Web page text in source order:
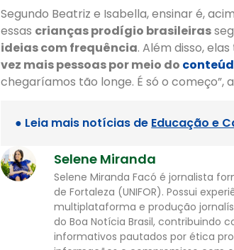
Segundo Beatriz e Isabella, ensinar é,
essas crianças prodígio brasileiras
ideias com frequência. Além disso,
vez mais pessoas por meio do
chegaríamos tão longe. É só o começo”,
● Leia mais notícias de Educação e
Selene Miranda
Selene Miranda Facó é jornalista
de Fortaleza (UNIFOR). Possui
multiplataforma e produção
do Boa Notícia Brasil, contribuindo
informativos pautados por ética